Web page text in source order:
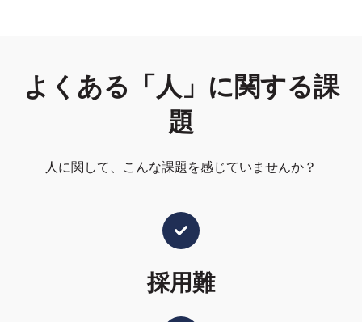
よくある「人」に関する課
題
人に関して、こんな課題を感じていませんか？
採用難